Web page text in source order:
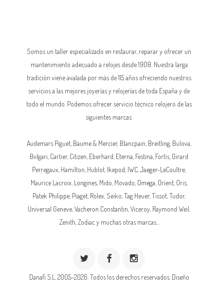
Somos un taller especializado en restaurar, reparar y ofrecer un
mantenimiento adecuado a relojes desde 1908. Nuestra larga
tradición viene avalada por más de 115 años ofreciendo nuestros
servicios a las mejores joyerías y relojerías de toda España y de
todo el mundo. Podemos ofrecer servicio técnico relojero de las
siguientes marcas:
Audemars Piguet, Baume & Mercier, Blancpain, Breitling , Bulova,
Bvlgari, Cartier, Citizen, Eberhard, Eterna , Festina, Fortis, Girard
Perregaux, Hamilton, Hublot, Ikepod IWC Jaeger-LeCoultre
Maurice Lacroix, Longines , Mido, Movado, Omega , Orient, Oris,
Patek Philippe , Piaget, Rolex , Seiko, Tag Heuer, Tissot, Tudor,
Universal Geneve, Vacheron Constantin , Viceroy, Raymond Weil,
Zenith, Zodiac y muchas otras marcas...
Danafi S.L. 2005-2026. Todos los derechos reservados. Diseño